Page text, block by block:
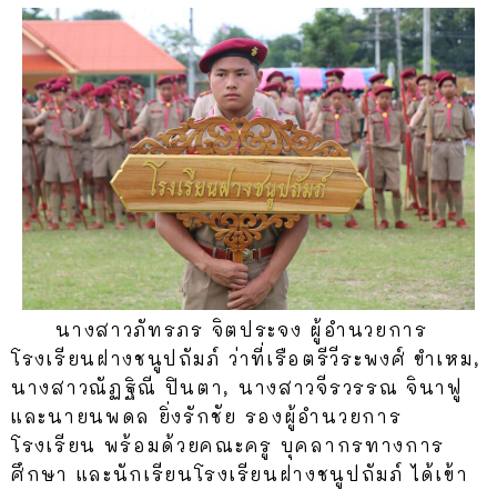
นางสาวภัทรภร จิตประจง ผู้อำนวยการ
โรงเรียนฝางชนูปถัมภ์ ว่าที่เรือตรีวีระพงศ์ ขำเหม,
นางสาวณัฏฐิณี ปินตา, นางสาวจีรวรรณ จินาฟู
และนายนพดล ยิ่งรักชัย รองผู้อำนวยการ
โรงเรียน พร้อมด้วยคณะครู บุคลากรทางการ
ศึกษา และนักเรียนโรงเรียนฝางชนูปถัมภ์ ได้เข้า